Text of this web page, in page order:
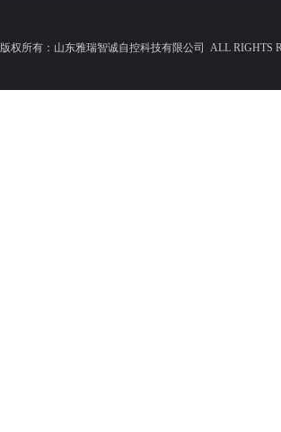
版权所有：山东雅瑞智诚自控科技有限公司 ALL RIGHTS